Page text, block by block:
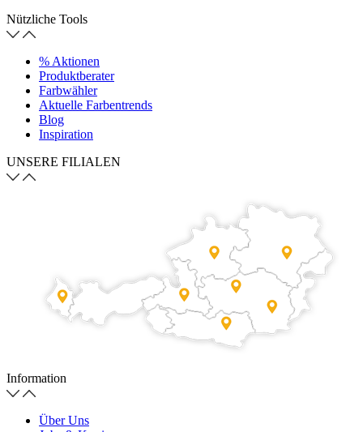
Nützliche Tools
% Aktionen
Produktberater
Farbwähler
Aktuelle Farbentrends
Blog
Inspiration
UNSERE FILIALEN
Information
Über Uns